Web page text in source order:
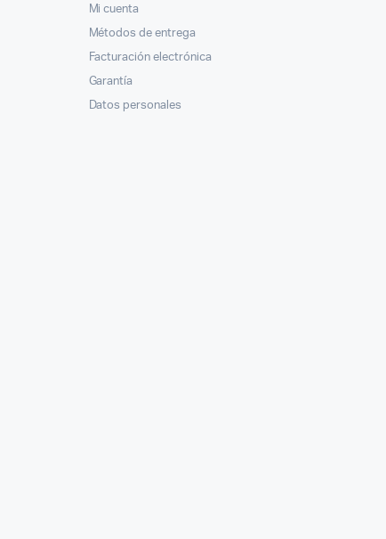
Mi cuenta
Métodos de entrega
Facturación electrónica
Garantía
Datos personales